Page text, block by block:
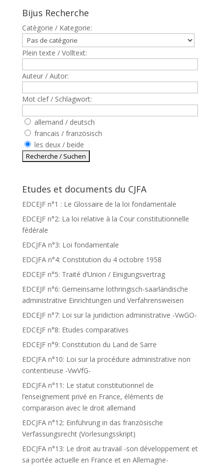
Bijus Recherche
Catègorie / Kategorie:
Plein texte / Volltext:
Auteur / Autor:
Mot clef / Schlagwort:
allemand / deutsch
francais / französisch
les deux / beide
Etudes et documents du CJFA
EDCEJF n°1 : Le Glossaire de la loi fondamentale
EDCEJF n°2: La loi relative à la Cour constitutionnelle
fédérale
EDCJFA n°3: Loi fondamentale
EDCJFA n°4: Constitution du 4 octobre 1958
EDCEJF n°5: Traité d’Union / Einigungsvertrag
EDCEJF n°6: Gemeinsame lothringisch-saarländische
administrative Einrichtungen und Verfahrensweisen
EDCEJF n°7: Loi sur la juridiction administrative -VwGO-
EDCEJF n°8: Etudes comparatives
EDCEJF n°9: Constitution du Land de Sarre
EDCJFA n°10: Loi sur la procédure administrative non
contentieuse -VwVfG-
EDCJFA n°11: Le statut constitutionnel de
l’enseignement privé en France, éléments de
comparaison avec le droit allemand
EDCJFA n°12: Einführung in das französische
Verfassungsrecht (Vorlesungsskript)
EDCJFA n°13: Le droit au travail -son développement et
sa portée actuelle en France et en Allemagne-